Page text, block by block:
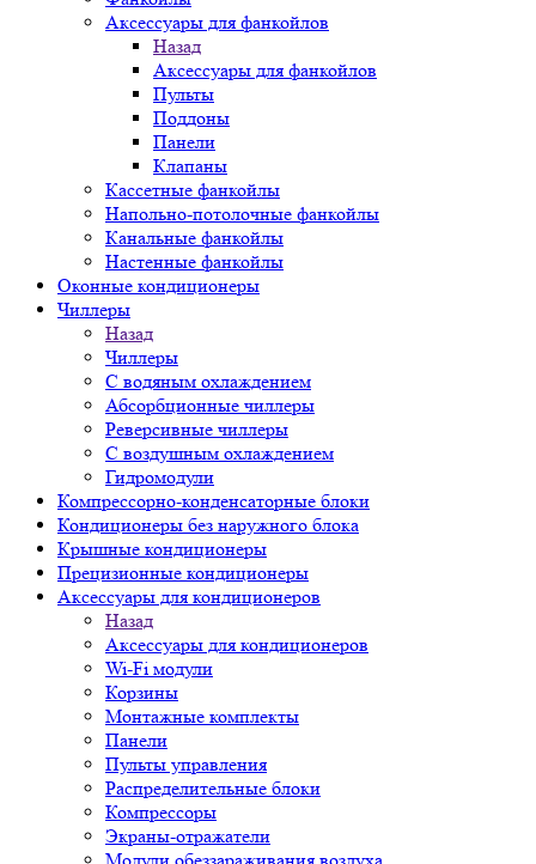
Аксессуары для фанкойлов
Назад
Аксессуары для фанкойлов
Пульты
Поддоны
Панели
Клапаны
Кассетные фанкойлы
Напольно-потолочные фанкойлы
Канальные фанкойлы
Настенные фанкойлы
Оконные кондиционеры
Чиллеры
Назад
Чиллеры
С водяным охлаждением
Абсорбционные чиллеры
Реверсивные чиллеры
С воздушным охлаждением
Гидромодули
Компрессорно-конденсаторные блоки
Кондиционеры без наружного блока
Крышные кондиционеры
Прецизионные кондиционеры
Аксессуары для кондиционеров
Назад
Аксессуары для кондиционеров
Wi-Fi модули
Корзины
Монтажные комплекты
Панели
Пульты управления
Распределительные блоки
Компрессоры
Экраны-отражатели